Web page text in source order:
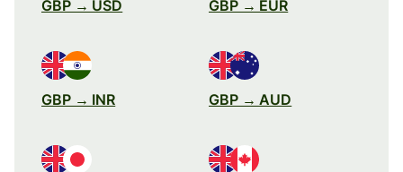
GBP → USD GBP → EUR
GBP → INR GBP → AUD